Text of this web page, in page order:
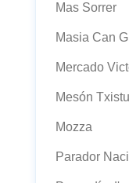
Mas Sorrer
Masia Can
Mercado
Mesón Txistu
Mozza
Parador